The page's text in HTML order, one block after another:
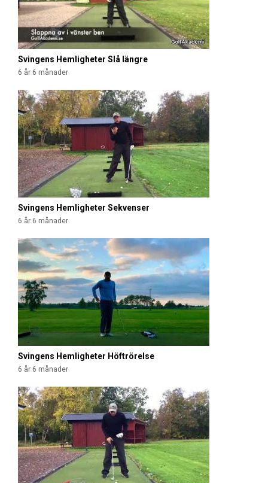
Svingens Hemligheter Slå längre
6 år 6 månader
Svingens Hemligheter Sekvenser
6 år 6 månader
Svingens Hemligheter Höftrörelse
6 år 6 månader